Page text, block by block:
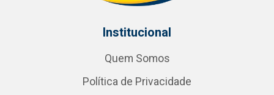
Institucional
Quem Somos
Política de Privacidade